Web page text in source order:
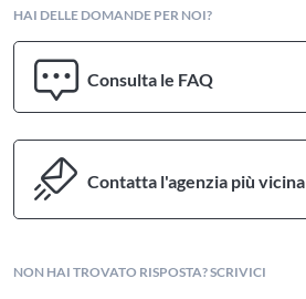
NON HAI TROVATO RISPOSTA? SCRIVICI
HAI DELLE DOMANDE PER NOI?
Consulta le FAQ
Contatta l'agenzia più vicina